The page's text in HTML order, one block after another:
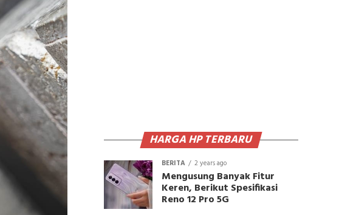
HARGA HP TERBARU
BERITA 2 years ago
Mengusung Banyak Fitur
Keren, Berikut Spesifikasi
Reno 12 Pro 5G